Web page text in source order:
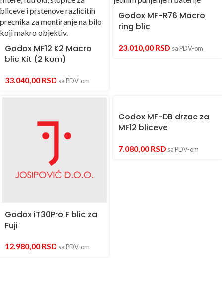
Godox MF12 K2 Macro
blic Kit (2 kom)
33.040,00 RSD sa PDV-om
Godox MF-R76 Macro
ring blic
23.010,00 RSD sa PDV-om
Godox iT30Pro F blic za
Fuji
12.980,00 RSD sa PDV-om
Godox MF-DB drzac za
MF12 bliceve
7.080,00 RSD sa PDV-om